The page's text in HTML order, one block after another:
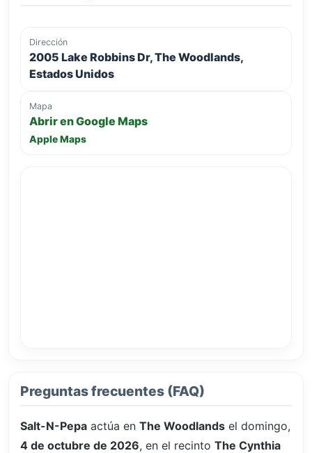
Dirección
2005 Lake Robbins Dr, The Woodlands,
Estados Unidos
Mapa
Abrir en Google Maps
Apple Maps
Preguntas frecuentes (FAQ)
Salt-N-Pepa actúa en The Woodlands el domingo,
4 de octubre de 2026, en el recinto The Cynthia